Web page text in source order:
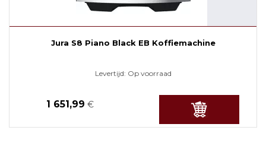
Jura S8 Piano Black EB Koffiemachine
Levertijd: Op voorraad
1 651,99 €